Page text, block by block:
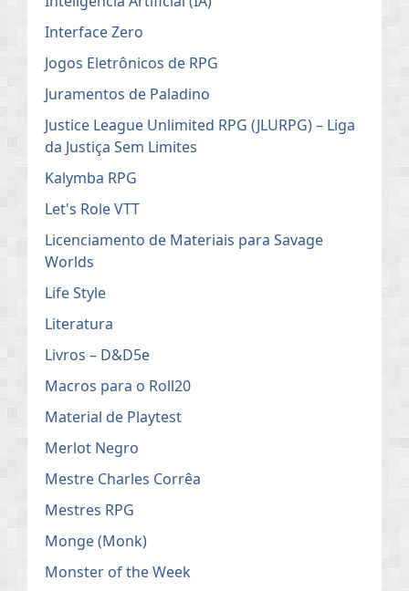
Interface Zero
Jogos Eletrônicos de RPG
Juramentos de Paladino
Justice League Unlimited RPG (JLURPG) – Liga
da Justiça Sem Limites
Kalymba RPG
Let's Role VTT
Licenciamento de Materiais para Savage
Worlds
Life Style
Literatura
Livros – D&D5e
Macros para o Roll20
Material de Playtest
Merlot Negro
Mestre Charles Corrêa
Mestres RPG
Monge (Monk)
Monster of the Week